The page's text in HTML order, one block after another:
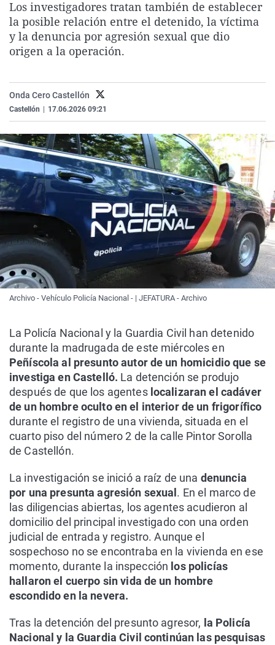
La rosa de los vientos
Gente viajera
Caso
Retornados
Extremadura
Galicia
Virales
Televisión
Los investigadores tratan también de establecer
la posible relación entre el detenido, la víctima
y la denuncia por agresión sexual que dio
origen a la operación.
Onda Cero Castellón
Castellón 17.06.2026 09:21
Archivo - Vehículo Policía Nacional - | JEFATURA - Archivo
La Policía Nacional y la Guardia Civil han detenido
durante la madrugada de este miércoles en
Peñíscola al presunto autor de un homicidio que se
investiga en Castelló. La detención se produjo
después de que los agentes localizaran el cadáver
de un hombre oculto en el interior de un frigorífico
durante el registro de una vivienda, situada en el
cuarto piso del número 2 de la calle Pintor Sorolla
de Castellón.
La investigación se inició a raíz de una denuncia
por una presunta agresión sexual . En el marco de
las diligencias abiertas, los agentes acudieron al
domicilio del principal investigado con una orden
judicial de entrada y registro. Aunque el
sospechoso no se encontraba en la vivienda en ese
momento, durante la inspección los policías
hallaron el cuerpo sin vida de un hombre
escondido en la nevera.
Tras la detención del presunto agresor, la Policía
Nacional y la Guardia Civil continúan las pesquisas